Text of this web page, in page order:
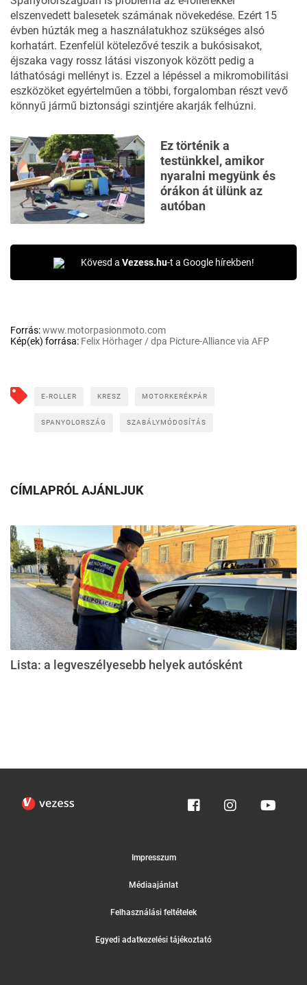
elszenvedett balesetek számának növekedése. Ezért 15
évben húzták meg a használatukhoz szükséges alsó
korhatárt. Ezenfelül kötelezővé teszik a bukósisakot,
éjszaka vagy rossz látási viszonyok között pedig a
láthatósági mellényt is. Ezzel a lépéssel a mikromobilitási
eszközöket egyértelműen a többi, forgalomban részt vevő
könnyű jármű biztonsági szintjére akarják felhúzni.
Ez történik a
testünkkel, amikor
nyaralni megyünk és
órákon át ülünk az
autóban
Kövesd a Vezess.hu-t a Google hírekben!
Forrás:www.motorpasionmoto.com
Kép(ek) forrása: Felix Hörhager / dpa Picture-Alliance via AFP
E-ROLLER KRESZ MOTORKERÉKPÁR
SPANYOLORSZÁG SZABÁLYMÓDOSÍTÁS
CÍMLAPRÓL AJÁNLJUK
Lista: a legveszélyesebb helyek autósként
Impresszum
Médiaajánlat
Felhasználási feltételek
Egyedi adatkezelési tájékoztató